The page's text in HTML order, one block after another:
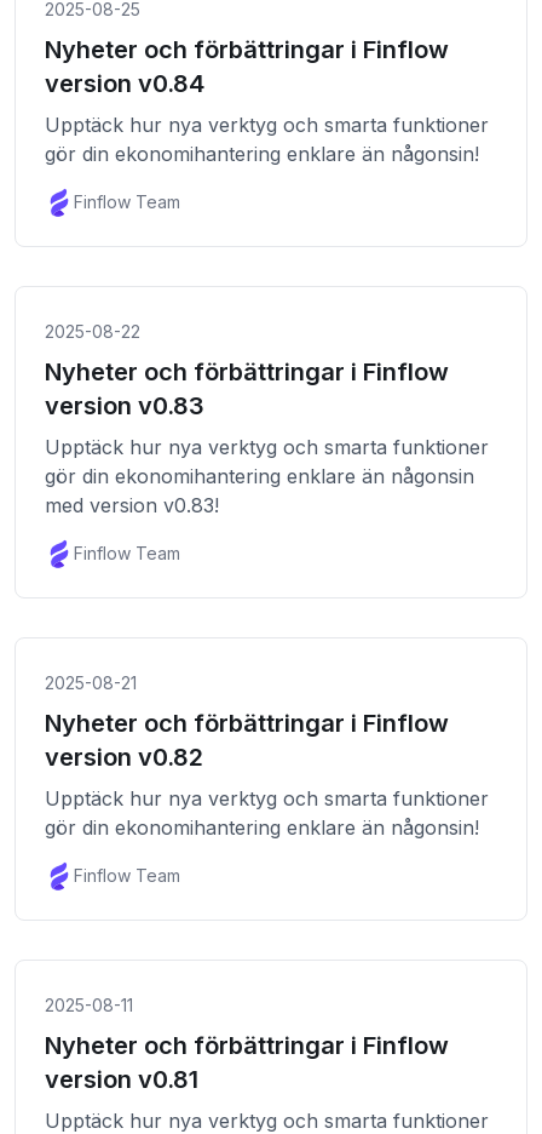
2025-08-25
Nyheter och förbättringar i Finflow
version v0.84
Upptäck hur nya verktyg och smarta funktioner
gör din ekonomihantering enklare än någonsin!
Finflow Team
2025-08-22
Nyheter och förbättringar i Finflow
version v0.83
Upptäck hur nya verktyg och smarta funktioner
gör din ekonomihantering enklare än någonsin
med version v0.83!
Finflow Team
2025-08-21
Nyheter och förbättringar i Finflow
version v0.82
Upptäck hur nya verktyg och smarta funktioner
gör din ekonomihantering enklare än någonsin!
Finflow Team
2025-08-11
Nyheter och förbättringar i Finflow
version v0.81
Upptäck hur nya verktyg och smarta funktioner